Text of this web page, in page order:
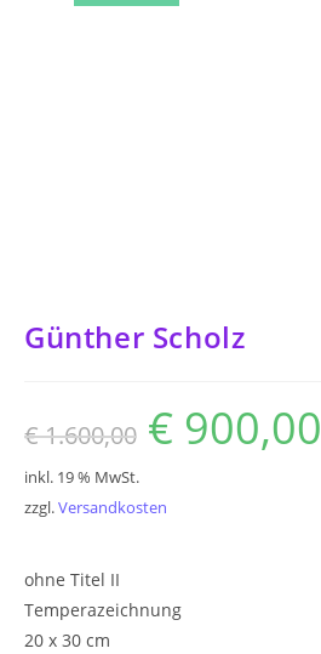
Günther Scholz
€1.600,00
Ursprünglicher
Preis
war:
€ 900,00
inkl. 19 % MwSt.
zzgl.Versandkosten
ohne Titel II
Temperazeichnung
20 x 30 cm